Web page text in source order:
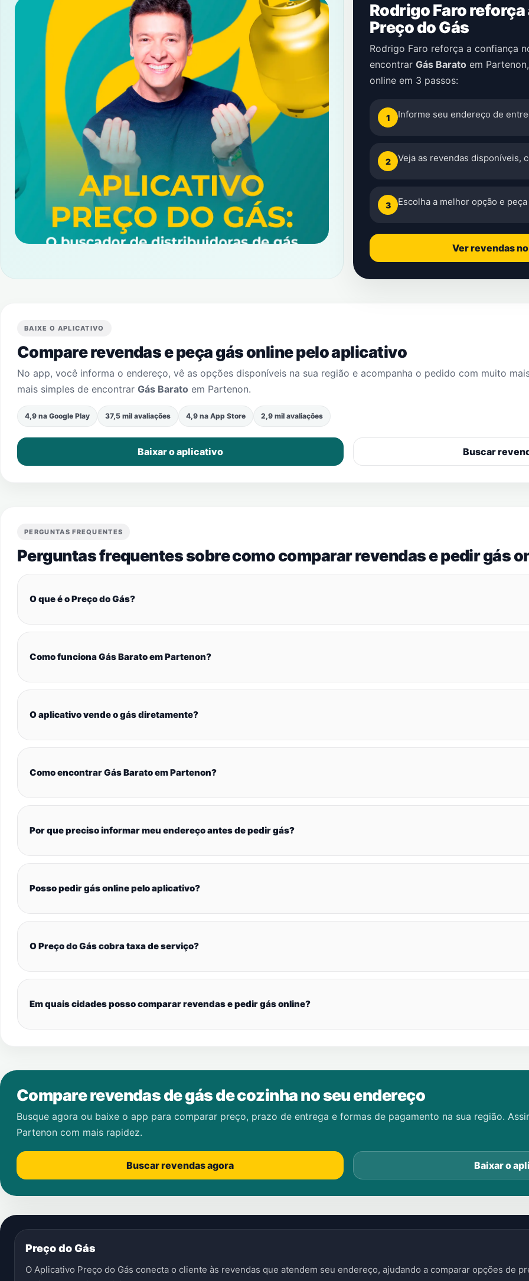
Rodrigo Faro
Preço do Gás
Rodrigo Faro reforça a confiança
encontrar Gás Barato em Partenon
online em 3 passos:
1 Informe seu endereço de
2 Veja as revendas disponíveis,
3 Escolha a melhor opção e
Ver revendas
BAIXE O APLICATIVO
Compare revendas e peça gás online pelo aplicativo
No app, você informa o endereço, vê as opções disponíveis na sua região e acompanha o pedido com muito
mais simples de encontrar Gás Barato em Partenon.
4,9 na Google Play 37,5 mil avaliações 4,9 na App Store 2,9 mil avaliações
Baixar o aplicativo Buscar
PERGUNTAS FREQUENTES
Perguntas frequentes sobre como comparar revendas e pedir gás
O que é o Preço do Gás?
Como funciona Gás Barato em Partenon?
O aplicativo vende o gás diretamente?
Como encontrar Gás Barato em Partenon?
Por que preciso informar meu endereço antes de pedir gás?
Posso pedir gás online pelo aplicativo?
O Preço do Gás cobra taxa de serviço?
Em quais cidades posso comparar revendas e pedir gás online?
Compare revendas de gás de cozinha no seu endereço
Busque agora ou baixe o app para comparar preço, prazo de entrega e formas de pagamento na sua região.
Partenon com mais rapidez.
Buscar revendas agora Baixar o
Preço do Gás
O Aplicativo Preço do Gás conecta o cliente às revendas que atendem seu endereço, ajudando a comparar opções de